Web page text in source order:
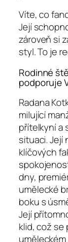
Víte, co
Její
zároveň si
styl. To je
Rodinné
podporuje
Radana
milující
přítelkyní a
situaci. Její
klíčových
dny,
umělecké
boku s
Její
klid, což se